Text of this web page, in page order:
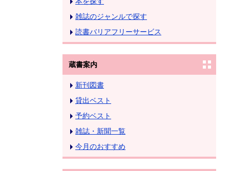
雑誌のジャンルで探す
読書バリアフリーサービス
蔵書案内
新刊図書
貸出ベスト
予約ベスト
雑誌・新聞一覧
今月のおすすめ